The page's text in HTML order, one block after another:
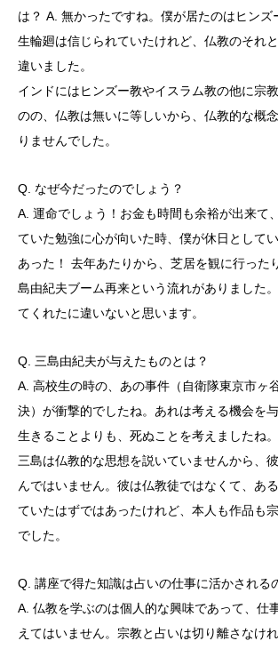
は？ A. 無かったですね。僕が居たのはヒンズ
生輪廻は信じられていたけれど、仏教のそれ
違いました。
インドにはヒンズー教やイスラム教の他に宗
のの、仏教は無いに等しいから、仏教的な概
りませんでした。
Q. なぜ今だったのでしょう？
A. 運命でしょう！お金も時間も余裕が出来て
ていた勉強に心が向いた時、僕が休日として
あった！ 去年あたりから、芝居を観に行った
島由紀夫ブーム再来という流れがありました
てくれたに違いないと思います。
Q. 三島由紀夫が与えたものとは？
A. 高校生の時の、あの事件（自衛隊東京市ヶ
決）が衝撃的でしたね。あれは考える機会を
生きることよりも、死ぬことを考えましたね。
三島は仏教的な思想を説いていませんから、
んではいません。彼は仏教徒ではなくて、あ
ていたはずではあったけれど、本人も作品も
でした。
Q. 講座で得た知識は占いの仕事に活かされる
A. 仏教を学ぶのは個人的な興味であって、仕
えてはいません。宗教と占いは切り離さなけ